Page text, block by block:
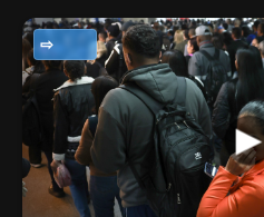
NOTÍCIAS